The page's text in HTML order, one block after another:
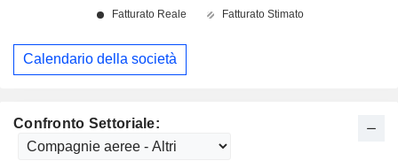
Confronto Settoriale:
Calendario della società